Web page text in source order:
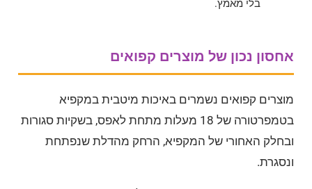
בלי מאמץ.
אחסון נכון של מוצרים קפואים
מוצרים קפואים נשמרים באיכות מיטבית במקפיא
בטמפרטורה של 18 מעלות מתחת לאפס, בשקיות סגורות
ובחלק האחורי של המקפיא, הרחק מהדלת שנפתחת
ונסגרת.